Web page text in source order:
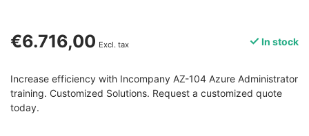
€6.716,00 Excl. tax In stock
Increase efficiency with Incompany AZ-104 Azure Administrator
training. Customized Solutions. Request a customized quote
today.